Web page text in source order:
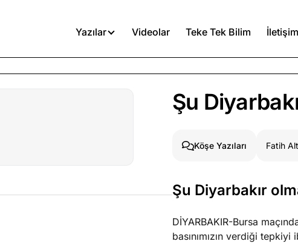
Yazılar Videolar Teke Tek Bilim İletişim
Türkiye’den niye umutlu olduğumu bilmek
Köşe Yazıları Ağustos 3, 2026
Köşe Yazıları
Şu
Köşe Yazıları Fatih
Şu Diyarbakır
DİYARBAKIR-Bursa
basınımızın verdiği